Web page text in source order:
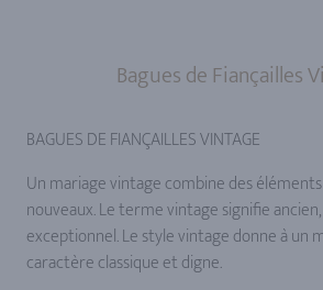
Bagues de Fiançailles
BAGUES DE FIANÇAILLES VINTAGE
Un mariage vintage combine des
nouveaux. Le terme vintage signifie
exceptionnel. Le style vintage donne à un
caractère classique et digne.